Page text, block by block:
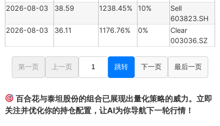
2026-08-03
38.59 1238.45% 10%
Sell
603823.SH
2026-08-03
36.11 1176.76% 0%
Clear
003036.SZ
第一页 上一页 跳转 下一页 最后一页
百合花与泰坦股份的组合已展现出量化策略的威力。立即
关注并优化你的持仓配置，让AI为你导航下一轮行情！